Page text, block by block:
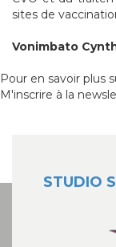
sites de
Vonimbato
Pour en savoir plus
M'inscrire à la
STUDIO